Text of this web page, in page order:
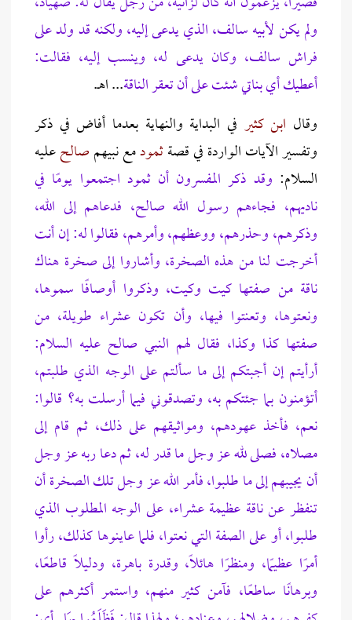
ولم يكن لأبيه سالف، الذي يدعى إليه، ولكنه قد ولد على
فراش سالف، وكان يدعى له، وينسب إليه، فقالت:
أعطيك أي بناتي شئت على أن تعقر الناقة... اهـ.
وقال ابن كثير في البداية والنهاية بعدما أفاض في ذكر
وتفسير الآيات الواردة في قصةثمودمع نبيهمصالحعليه
السلام: وقد ذكر المفسرون أن ثمود اجتمعوا يومًا في
ناديهم، فجاءهم رسول الله صالح، فدعاهم إلى الله،
وذكرهم، وحذرهم، ووعظهم، وأمرهم، فقالوا له: إن أنت
أخرجت لنا من هذه الصخرة، وأشاروا إلى صخرة هناك
ناقة من صفتها كيت وكيت، وذكروا أوصافًا سموها،
ونعتوها، وتعنتوا فيها، وأن تكون عشراء طويلة، من
صفتها كذا وكذا، فقال لهم النبي صالح عليه السلام:
أرأيتم إن أجبتكم إلى ما سألتم على الوجه الذي طلبتم،
أتؤمنون بما جئتكم به، وتصدقوني فيما أرسلت به؟ قالوا:
نعم، فأخذ عهودهم، ومواثيقهم على ذلك، ثم قام إلى
مصلاه، فصلى لله عز وجل ما قدر له، ثم دعا ربه عز وجل
أن يجيبهم إلى ما طلبوا،فأمر الله عز وجل تلك الصخرة أن
تنفظر عن ناقة عظيمة عشراء، على الوجه المطلوب الذي
طلبوا، أو على الصفة التي نعتوا، فلما عاينوها كذلك، رأوا
أمرًا عظيمًا، ومنظرًا هائلًا، وقدرة باهرة، ودليلًا قاطعًا،
وبرهانًا ساطعًا، فآمن كثير منهم، واستمر أكثرهم على